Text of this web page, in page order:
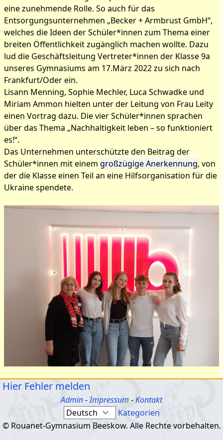
eine zunehmende Rolle. So auch für das
Entsorgungsunternehmen „Becker + Armbrust GmbH“,
welches die Ideen der Schüler*innen zum Thema einer
breiten Öffentlichkeit zugänglich machen wollte. Dazu
lud die Geschäftsleitung Vertreter*innen der Klasse 9a
unseres Gymnasiums am 17.März 2022 zu sich nach
Frankfurt/Oder ein.
Lisann Menning, Sophie Mechler, Luca Schwadke und
Miriam Ammon hielten unter der Leitung von Frau Leity
einen Vortrag dazu. Die vier Schüler*innen sprachen
über das Thema „Nachhaltigkeit leben – so funktioniert
es!“.
Das Unternehmen unterschützte den Beitrag der
Schüler*innen mit einem großzügige Anerkennung, von
der die Klasse einen Teil an eine Hilfsorganisation für die
Ukraine spendete.
Hier Fehler melden
Admin-Impressum -Kontakt
Kategorien
© Rouanet-Gymnasium Beeskow. Alle Rechte vorbehalten.